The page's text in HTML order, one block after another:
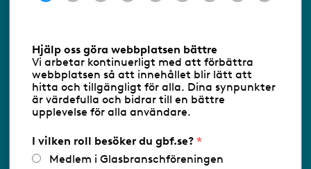
Följ oss via RSS
Databasens namn:www.gbf.se-
Glasbranschföreningen AB - Ansvarig
utgivare: Sofia Wahlgren
Hjälp oss göra webbplatsen bättre
Vi arbetar kontinuerligt med att förbättra
webbplatsen så att innehållet blir lätt att
hitta och tillgängligt för alla. Dina synpunkter
är värdefulla och bidrar till en bättre
upplevelse för alla användare.
I vilken roll besöker du gbf.se?
Medlem i Glasbranschföreningen